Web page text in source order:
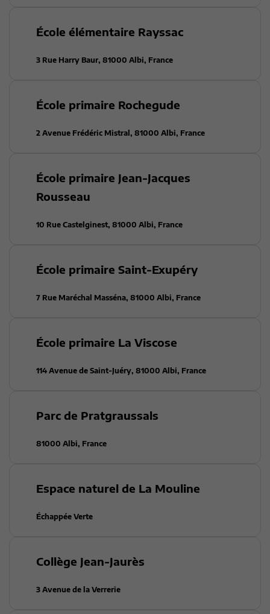
École élémentaire Rayssac
3 Rue Harry Baur, 81000 Albi, France
École primaire Rochegude
2 Avenue Frédéric Mistral, 81000 Albi, France
École primaire Jean-Jacques
Rousseau
10 Rue Castelginest, 81000 Albi, France
École primaire Saint-Exupéry
7 Rue Maréchal Masséna, 81000 Albi, France
École primaire La Viscose
114 Avenue de Saint-Juéry, 81000 Albi, France
Parc de Pratgraussals
81000 Albi, France
Espace naturel de La Mouline
Échappée Verte
Collège Jean-Jaurès
3 Avenue de la Verrerie